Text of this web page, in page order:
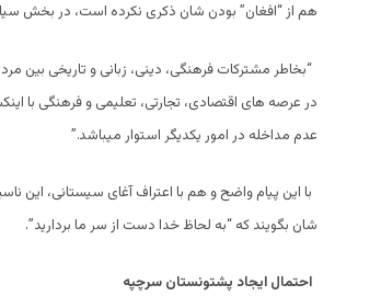
هم از “افغان” بودن شان ذکری نکرده است، در بخش
“بخاطر مشترکات فرهنگی، دینی، زبانی و تاریخی بین
در عرصه های اقتصادی، تجارتی، تعلیمی و فرهنگی با
عدم مداخله در امور یکدیگر استوار میباشد.”
با این پیام واضح و هم با اعتراف آغای سیستانی، این
شان بگویند که “به لحاظ خدا دست از سر ما بردارید”.
احتمال ایجاد پشتونستان سرچپه